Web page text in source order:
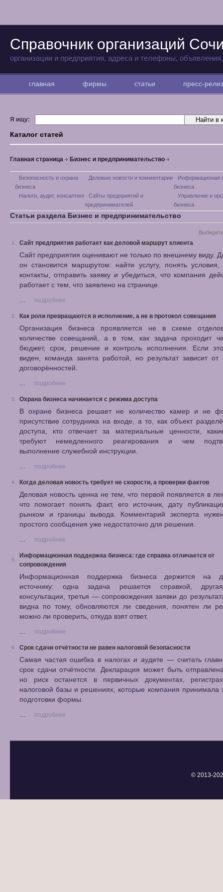
Справочник организаций
организации и предприятия, адреса и телефоны,
главная фирмы статьи пресс-
Я ищу:
Каталог статей
Главная страница Бизнес и предпринимательство
Безопасность и охрана
бизнеса
Деловые новости и комментарии
Информационая
бизнеса
Налоги, аудит, консалтинг
Сайты предприятий и
предпринимателей
Управление и
бизнеса
Статьи раздела Бизнес и предпринимательство
1. Сайт предприятия работает как деловой маршрут клиента
Сайт предприятия оценивают не только по внешнему виду.
он становится маршрутом: найти услугу, понять условия,
контакты, отправить заявку и убедиться, что компания
работает с тем, что заявлено на странице.
...
подробнее
2. Как роли превращаются в исполнение, а не в протокол совещания
Организация бизнеса проявляется не в схеме
количестве совещаний, а в том, как задача проходит
бюджет, срок, решение и контроль исполнения. Если
виден, команда занята работой, но результат зависит от
договорённостей.
...
подробнее
3. Охрана бизнеса начинается с режима доступа
В охране бизнеса решает не количество камер и не
присутствие сотрудника на входе, а то, как объект
доступа, кто отвечает за материальные ценности,
требуют немедленного реагирования и чем
выполнение служебной инструкции.
...
подробнее
4. Когда деловая новость требует не скорости, а проверки фактов
Деловая новость ценна не тем, что первой появляется в
что помогает понять факт, его источник, дату
рынком и границы вывода. Комментарий эксперта
простого сообщения уже недостаточно для решения.
...
подробнее
5.
Информационная поддержка бизнеса: где справка отличается от
сопровождения
Информационная поддержка бизнеса держится на
источнику: одна задача решается справкой,
консультации, третья — сопровождения заявки до
видна по тому, обновляются ли сведения, понятен ли
можно ли проверить, откуда взят ответ.
...
подробнее
6. Срок сдачи отчётности не равен налоговой безопасности
Самая частая ошибка в налогах и аудите — считать
срок сдачи отчётности. Декларация может быть
но риск останется в первичных документах,
налоговой базы и решениях, которые компания принимала
подготовки формы.
...
подробнее
© 2013-